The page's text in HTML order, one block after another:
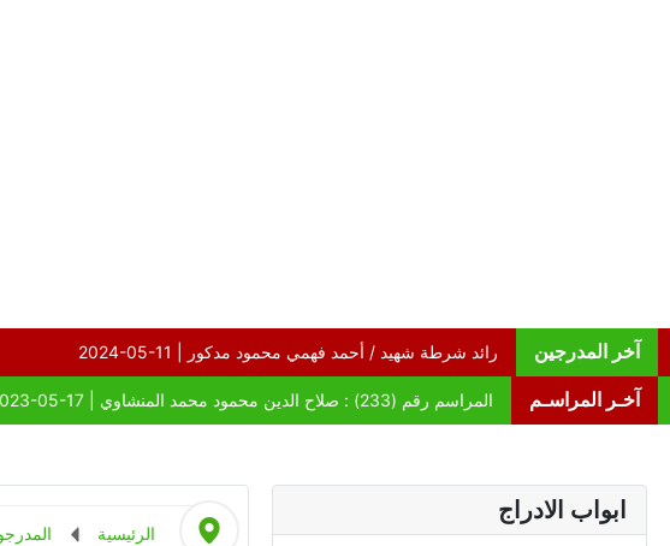
آخر المدرجين
آخـر المراسـم
ابواب الادراج
الرئيسية